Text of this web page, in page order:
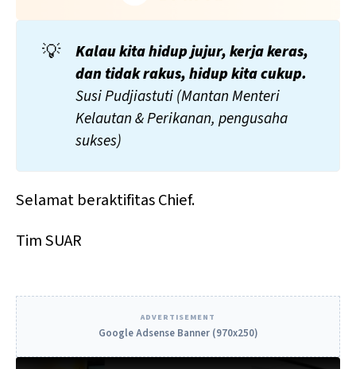
💡
Kalau kita hidup jujur, kerja keras,
dan tidak rakus, hidup kita cukup.
Susi Pudjiastuti (Mantan Menteri
Kelautan & Perikanan, pengusaha
sukses)
Selamat beraktifitas Chief.
Tim SUAR
ADVERTISEMENT
Google Adsense Banner (970x250)